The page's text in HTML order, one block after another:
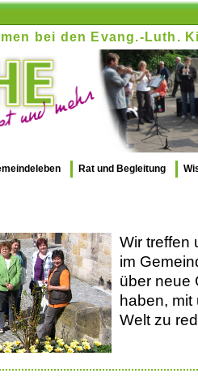
bei den Evang.-Luth.
Rat und Begleitung
Wir treffen
im
über neue
haben,
Welt zu